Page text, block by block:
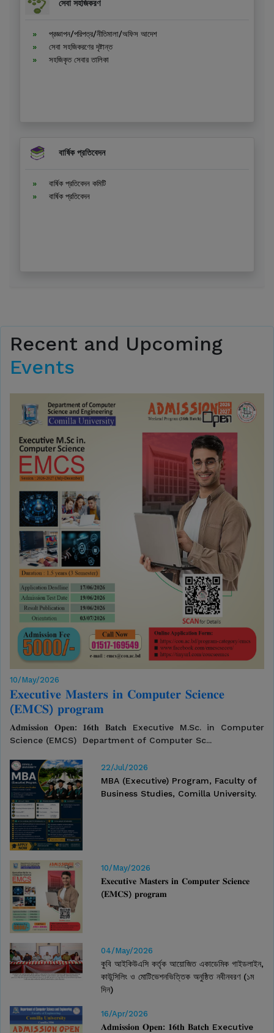
সেবা সহজিকরণ
প্রজ্ঞাপন/পরিপত্র/নীতিমালা/অফিস আদেশ
সেবা সহজিকরণের দৃষ্টান্ত
সহজিকৃত সেবার তালিকা
বার্ষিক প্রতিবেদন
বার্ষিক প্রতিবেদন কমিটি
বার্ষিক প্রতিবেদন
Recent and Upcoming
Events
10/May/2026
𝐄𝐱𝐞𝐜𝐮𝐭𝐢𝐯𝐞 𝐌𝐚𝐬𝐭𝐞𝐫𝐬 𝐢𝐧 𝐂𝐨𝐦𝐩𝐮𝐭𝐞𝐫 𝐒𝐜𝐢𝐞𝐧𝐜𝐞
(𝐄𝐌𝐂𝐒) 𝐩𝐫𝐨𝐠𝐫𝐚𝐦
𝐀𝐝𝐦𝐢𝐬𝐬𝐢𝐨𝐧 𝐎𝐩𝐞𝐧: 𝟏𝟔𝐭𝐡 𝐁𝐚𝐭𝐜𝐡⁣ Executive M.Sc. in Computer
Science (EMCS) ⁣ Department of Computer Sc...
22/Jul/2026
MBA (Executive) Program, Faculty of
Business Studies, Comilla University.
10/May/2026
𝐄𝐱𝐞𝐜𝐮𝐭𝐢𝐯𝐞 𝐌𝐚𝐬𝐭𝐞𝐫𝐬 𝐢𝐧 𝐂𝐨𝐦𝐩𝐮𝐭𝐞𝐫 𝐒𝐜𝐢𝐞𝐧𝐜𝐞
(𝐄𝐌𝐂𝐒) 𝐩𝐫𝐨𝐠𝐫𝐚𝐦
04/May/2026
কুবি আইকিউএসি কর্তৃক আয়োজিত একাডেমিক গাইডলাইন,
কাউন্সিলিং ও মোটিভেশনভিত্তিক অনুষ্ঠিত নবীনবরণ (১ম
দিন)
16/Apr/2026
𝐀𝐝𝐦𝐢𝐬𝐬𝐢𝐨𝐧 𝐎𝐩𝐞𝐧: 𝟏𝟔𝐭𝐡 𝐁𝐚𝐭𝐜𝐡⁣ Executive